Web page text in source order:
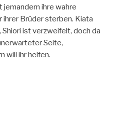
ihre wahre
Brüder sterben. Kiata
ist verzweifelt, doch da
Seite,
will ihr helfen.